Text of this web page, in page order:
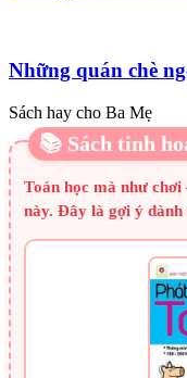
Những quán chè
Sách hay cho Ba Mẹ
📚 Sách tinh
Toán học mà như
này. Đây là gợi ý dành